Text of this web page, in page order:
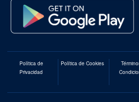
Política de
Privacidad
Política de Cookies